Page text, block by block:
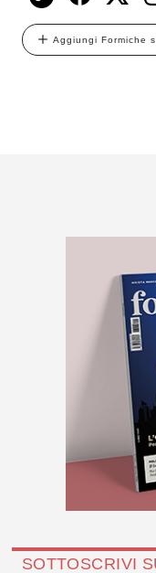
Aggiungi Formiche
SOTTOSCRIVI